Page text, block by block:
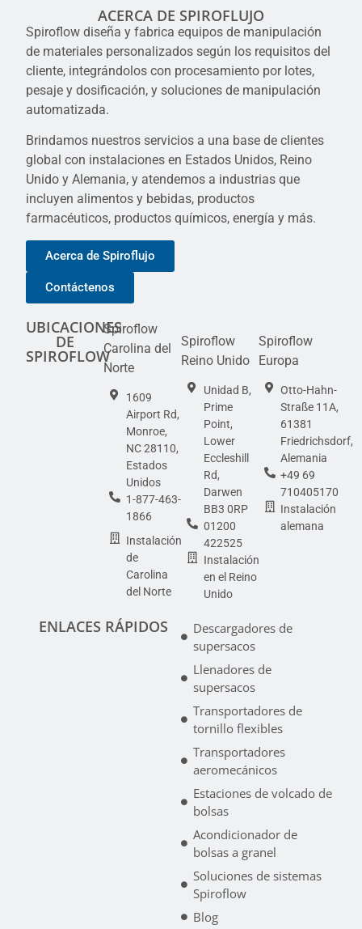
ACERCA DE SPIROFLUJO
Spiroflow diseña y fabrica equipos de manipulación
de materiales personalizados según los requisitos del
cliente, integrándolos con procesamiento por lotes,
pesaje y dosificación, y soluciones de manipulación
automatizada.
Brindamos nuestros servicios a una base de clientes
global con instalaciones en Estados Unidos, Reino
Unido y Alemania, y atendemos a industrias que
incluyen alimentos y bebidas, productos
farmacéuticos, productos químicos, energía y más.
Acerca de Spiroflujo
Contáctenos
UBICACIONES
DE
SPIROFLOW
Spiroflow
Carolina del
Norte
1609
Airport Rd,
Monroe,
NC 28110,
Estados
Unidos
1-877-463-
1866
Instalación
de
Carolina
del Norte
Spiroflow
Reino Unido
Unidad B,
Prime
Point,
Lower
Eccleshill
Rd,
Darwen
BB3 0RP
01200
422525
Instalación
en el Reino
Unido
Spiroflow
Europa
Otto-Hahn-
Straße 11A,
61381
Friedrichsdorf,
Alemania
+49 69
710405170
Instalación
alemana
ENLACES RÁPIDOS
Descargadores de
supersacos
Llenadores de
supersacos
Transportadores de
tornillo flexibles
Transportadores
aeromecánicos
Estaciones de volcado de
bolsas
Acondicionador de
bolsas a granel
Soluciones de sistemas
Spiroflow
Blog